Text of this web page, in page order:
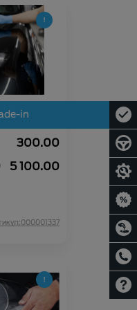
твердим
ZS.
300.00
5 100.00
in